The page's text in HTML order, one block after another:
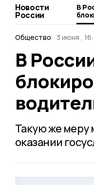
Новости
России
В
Общество
3 июня ,
В
Такую же меру
оказании